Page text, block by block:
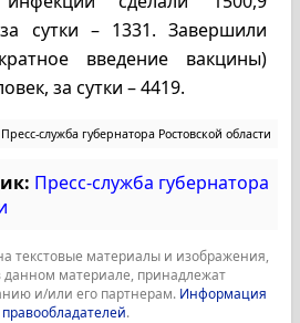
сутки – 1331. Завершили
введение вакцины)
за сутки – 4419.
Пресс-служба губернатора Ростовской области
Пресс-служба губернатора
текстовые материалы и изображения,
данном материале, принадлежат
и/или его партнерам. Информация
.